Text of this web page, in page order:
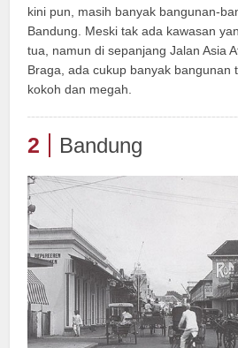
kini pun, masih banyak bangunan-
Bandung. Meski tak ada kawasan
tua, namun di sepanjang Jalan Asia
Braga, ada cukup banyak bangunan
kokoh dan megah.
2 Bandung